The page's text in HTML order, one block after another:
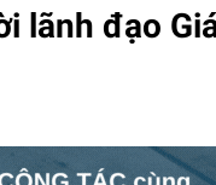
lãnh đạo